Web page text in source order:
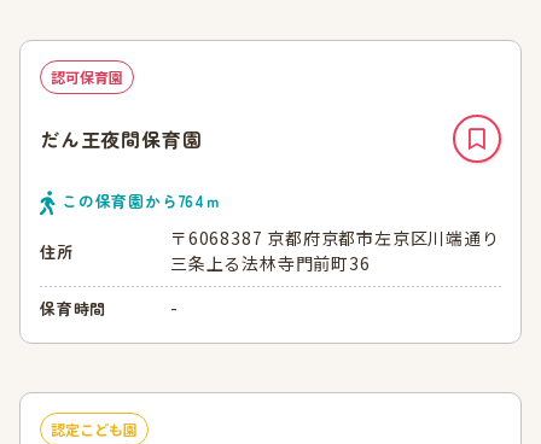
認可保育園
だん王夜間保育園
この保育園から764 ｍ
住所
〒6068387 京都府京都市左京区川端通り
三条上る法林寺門前町36
保育時間 -
認定こども園